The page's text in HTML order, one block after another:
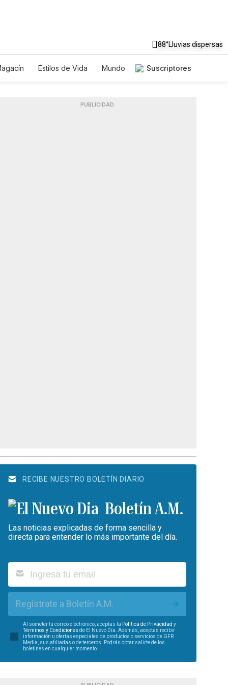
88°Lluvias dispersas
Estilos de Vida
Mundo
Suscriptores
PUBLICIDAD
RECIBE NUESTRO BOLETÍN DIARIO
Boletín A.M.
Las noticias explicadas de forma sencilla y
directa para entender lo más importante del día.
Regístrate a Boletín A.M.
Al someter tu correo electrónico, aceptas la Política de Privacidad y
Términos y Condiciones de El Nuevo Día. Además, aceptas recibir
información u ofertas especiales de productos o servicios de GFR
Media, sus afiliadas o de terceros. Podrás optar salirte de los
boletines en cualquier momento.